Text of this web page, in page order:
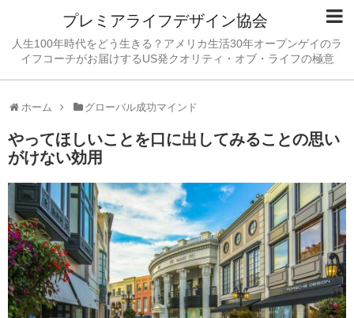
プレミアライフデザイン協会
人生100年時代をどう生きる？アメリカ生活30年オープンゲイのラ
イフコーチがお届けするUS発クオリティ・オブ・ライフの極意
ホーム グローバル成功マインド
やってほしいことを口に出してみることの思い
がけない効用